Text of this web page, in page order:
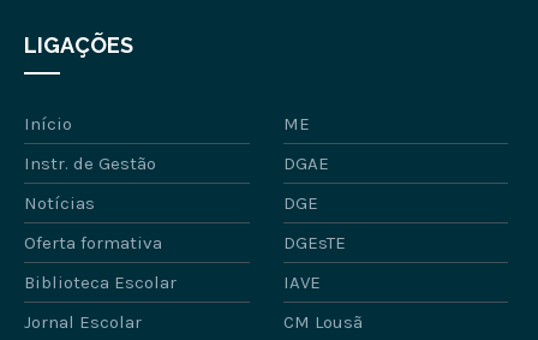
LIGAÇÕES
Início
ME
Instr. de Gestão
DGAE
Notícias
DGE
Oferta formativa
DGEsTE
Biblioteca Escolar
IAVE
Jornal Escolar
CM Lousã